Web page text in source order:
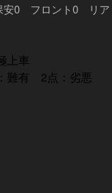
安0 フロント0 リア
上車
難有 2点：劣悪